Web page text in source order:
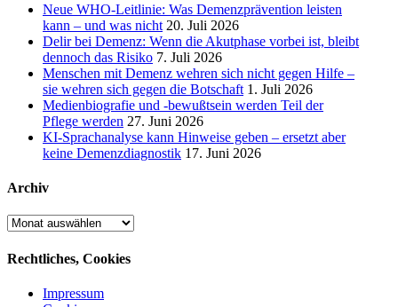
Neue WHO-Leitlinie: Was Demenzprävention leisten
kann – und was nicht 20. Juli 2026
Delir bei Demenz: Wenn die Akutphase vorbei ist, bleibt
dennoch das Risiko 7. Juli 2026
Menschen mit Demenz wehren sich nicht gegen Hilfe –
sie wehren sich gegen die Botschaft 1. Juli 2026
Medienbiografie und -bewußtsein werden Teil der
Pflege werden 27. Juni 2026
KI-Sprachanalyse kann Hinweise geben – ersetzt aber
keine Demenzdiagnostik 17. Juni 2026
Archiv
Archiv
Rechtliches, Cookies
Impressum